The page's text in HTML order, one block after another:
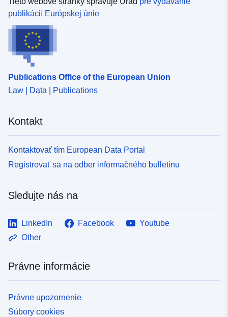
publikácií Európskej únie
Publications Office of the European Union
Law | Data | Publications
Kontakt
Kontaktovať tím European Data Portal
Registrovať sa na odber informačného bulletinu
Sledujte nás na
LinkedIn Facebook
Youtube
Other
Právne informácie
Právne upozornenie
Súbory cookies